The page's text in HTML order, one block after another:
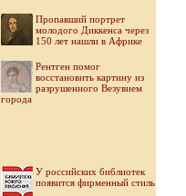
Пропавший портрет
молодого Диккенса через
150 лет нашли в Африке
Рентген помог
восстановить картину из
разрушенного Везувием
города
У российских библиотек
появится фирменный стиль